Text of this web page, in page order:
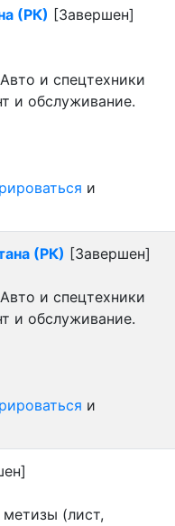
(РК) [Завершен]
и спецтехники
и обслуживание.
и
(РК) [Завершен]
и спецтехники
и обслуживание.
и
(лист,